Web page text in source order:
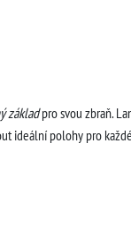
základpro svou zbraň.
ideální polohy pro